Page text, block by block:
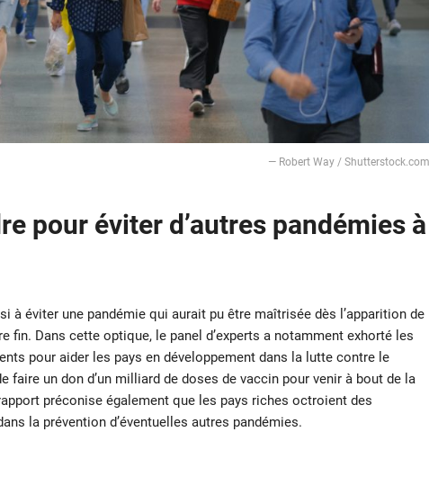
― Robert Way / Shutterstock.com
pour éviter d’autres pandémies à
à éviter une pandémie qui aurait pu être maîtrisée dès l’apparition de
fin. Dans cette optique, le panel d’experts a notamment exhorté les
pour aider les pays en développement dans la lutte contre le
faire un don d’un milliard de doses de vaccin pour venir à bout de la
préconise également que les pays riches octroient des
la prévention d’éventuelles autres pandémies.